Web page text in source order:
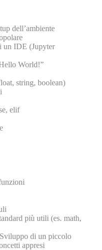
dell’ambiente
un IDE (Jupyter
World!”
string, boolean)
elif
più utili (es. math,
di un piccolo
appresi